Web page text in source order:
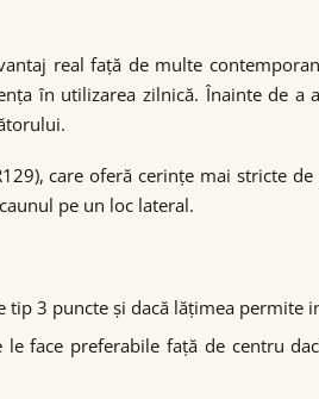
real față de multe
în utilizarea zilnică. Înainte de a
care oferă cerințe mai stricte
pe un loc lateral.
3 puncte și dacă lățimea permite
face preferabile față de centru